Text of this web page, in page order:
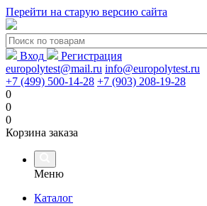
Перейти на старую версию сайта
Вход
Регистрация
europolytest@mail.ru info@europolytest.ru
+7 (499) 500-14-28 +7 (903) 208-19-28
0
0
0
Корзина заказа
Меню
Каталог